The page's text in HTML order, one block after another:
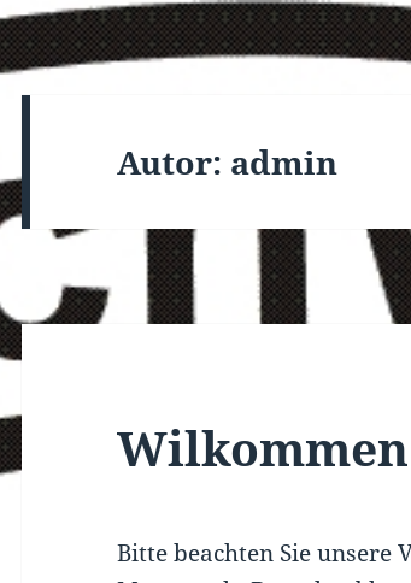
Autor: admin
Bitte beachten Sie unsere